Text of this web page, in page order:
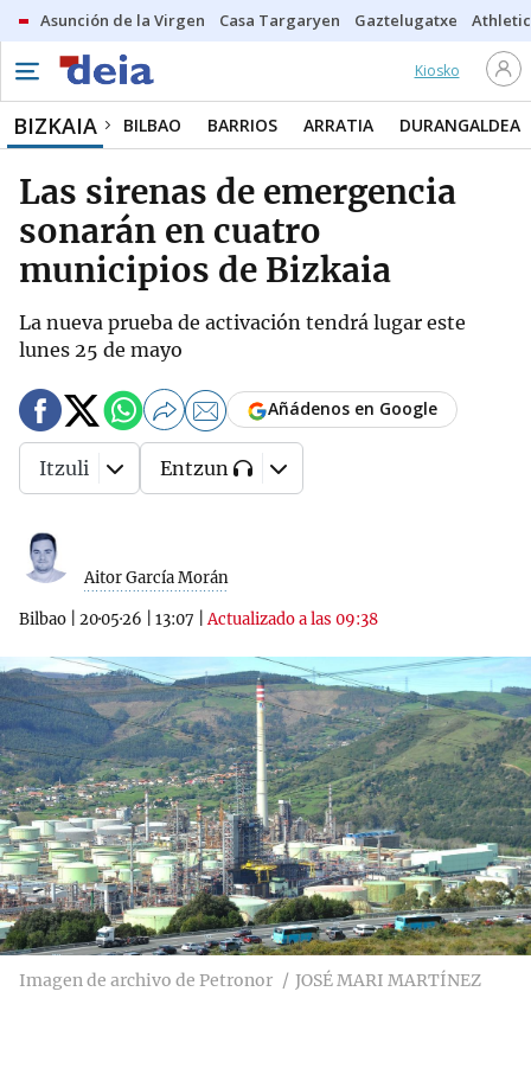
Asunción de la Virgen Casa Targaryen Gaztelugatxe Athletic
Kiosko
BIZKAIA BILBAO BARRIOS ARRATIA DURANGALDEA
Las sirenas de emergencia
sonarán en cuatro
municipios de Bizkaia
La nueva prueba de activación tendrá lugar este
lunes 25 de mayo
Aitor García Morán
Bilbao 20·05·26 13:07 |Actualizado a las 09:38
Añádenos en Google
Itzuli Entzun
Imagen de archivo de Petronor JOSÉ MARI MARTÍNEZ